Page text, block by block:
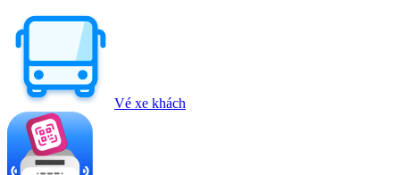
Vé xe khách